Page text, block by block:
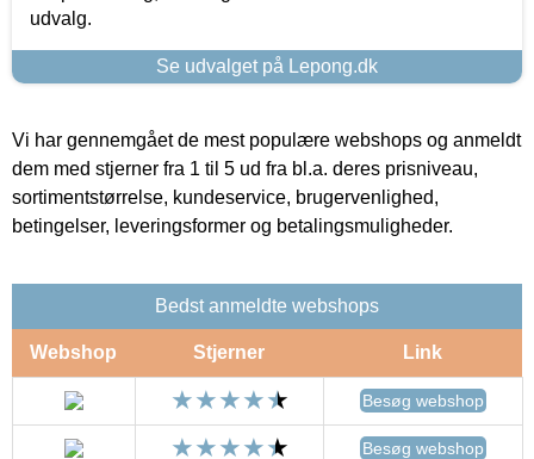
udvalg.
Se udvalget på Lepong.dk
Vi har gennemgået de mest populære webshops og anmeldt
dem med stjerner fra 1 til 5 ud fra bl.a. deres prisniveau,
sortimentstørrelse, kundeservice, brugervenlighed,
betingelser, leveringsformer og betalingsmuligheder.
Bedst anmeldte webshops
Webshop Stjerner Link
Besøg webshop
Besøg webshop